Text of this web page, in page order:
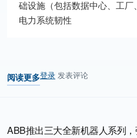
础设施（包括数据中心、工
电力系统韧性
阅读更多
关于 ABB新一代低压空气断路器
登录 发表评论
ABB推出三大全新机器人系列